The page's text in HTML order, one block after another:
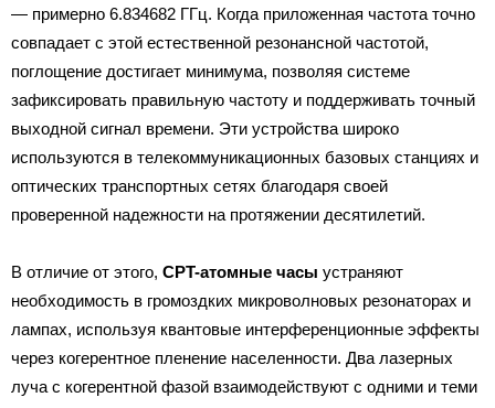
— примерно 6.834682 ГГц. Когда приложенная частота точно
совпадает с этой естественной резонансной частотой,
поглощение достигает минимума, позволяя системе
зафиксировать правильную частоту и поддерживать точный
выходной сигнал времени. Эти устройства широко
используются в телекоммуникационных базовых станциях и
оптических транспортных сетях благодаря своей
проверенной надежности на протяжении десятилетий.
В отличие от этого, CPT-атомные часы устраняют
необходимость в громоздких микроволновых резонаторах и
лампах, используя квантовые интерференционные эффекты
через когерентное пленение населенности. Два лазерных
луча с когерентной фазой взаимодействуют с одними и теми